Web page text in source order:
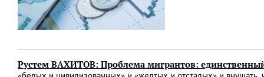
Рустем ВАХИТОВ: Проблема мигрантов: